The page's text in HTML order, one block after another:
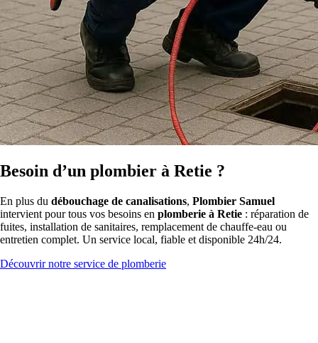
Besoin d’un plombier à Retie ?
En plus du débouchage de canalisations, Plombier Samuel
intervient pour tous vos besoins en plomberie à Retie : réparation de
fuites, installation de sanitaires, remplacement de chauffe-eau ou
entretien complet. Un service local, fiable et disponible 24h/24.
Découvrir notre service de plomberie